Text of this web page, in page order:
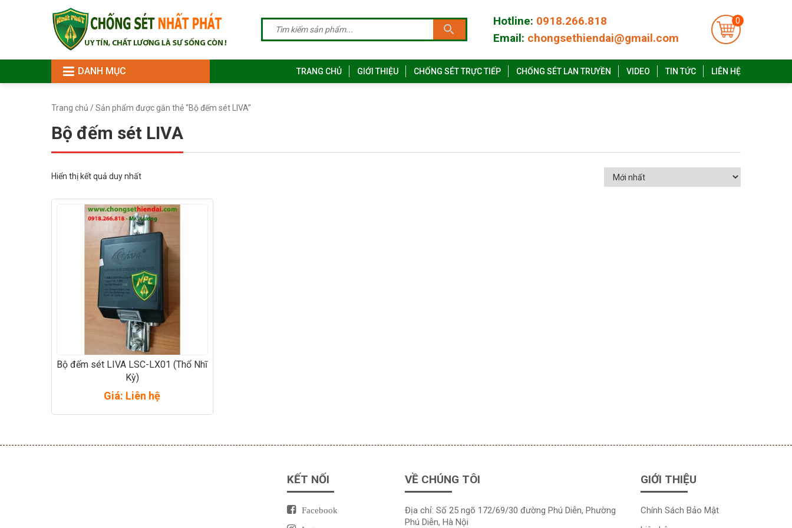
0
Hotline: 0918.266.818
Email: chongsethiendai@gmail.com
DANH MỤC TRANG CHỦ GIỚI THIỆU CHỐNG SÉT TRỰC TIẾP CHỐNG SÉT LAN TRUYỀN VIDEO TIN TỨC LIÊN HỆ
Trang chủ / Sản phẩm được gắn thẻ “Bộ đếm sét LIVA”
Bộ đếm sét LIVA
Hiển thị kết quả duy nhất
Bộ đếm sét LIVA LSC-LX01 (Thổ Nhĩ
Kỳ)
Giá: Liên hệ
KẾT NỐI
Facebook
VỀ CHÚNG TÔI
Địa chỉ: Số 25 ngõ 172/69/30 đường Phú Diễn, Phường
Phú Diễn, Hà Nội
GIỚI THIỆU
Chính Sách Bảo Mật